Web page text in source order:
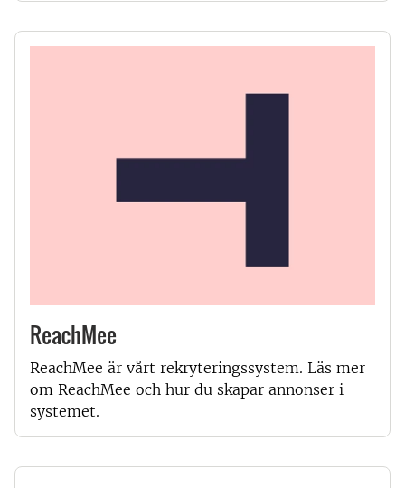
ReachMee
ReachMee är vårt rekryteringssystem. Läs mer
om ReachMee och hur du skapar annonser i
systemet.